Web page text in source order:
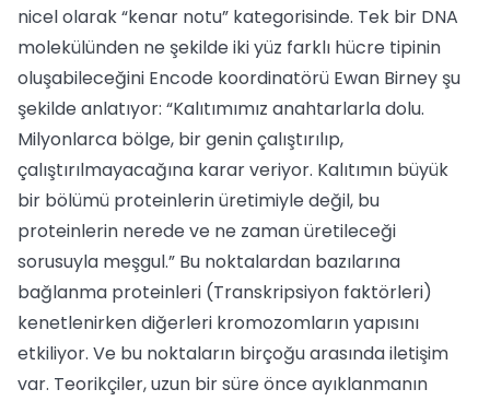
nicel olarak “kenar notu” kategorisinde. Tek bir DNA
molekülünden ne şekilde iki yüz farklı hücre tipinin
oluşabileceğini Encode koordinatörü Ewan Birney şu
şekilde anlatıyor: “Kalıtımımız anahtarlarla dolu.
Milyonlarca bölge, bir genin çalıştırılıp,
çalıştırılmayacağına karar veriyor. Kalıtımın büyük
bir bölümü proteinlerin üretimiyle değil, bu
proteinlerin nerede ve ne zaman üretileceği
sorusuyla meşgul.” Bu noktalardan bazılarına
bağlanma proteinleri (Transkripsiyon faktörleri)
kenetlenirken diğerleri kromozomların yapısını
etkiliyor. Ve bu noktaların birçoğu arasında iletişim
var. Teorikçiler, uzun bir süre önce ayıklanmanın